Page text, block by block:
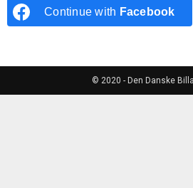
Continue with Facebook
© 2020 - Den Danske